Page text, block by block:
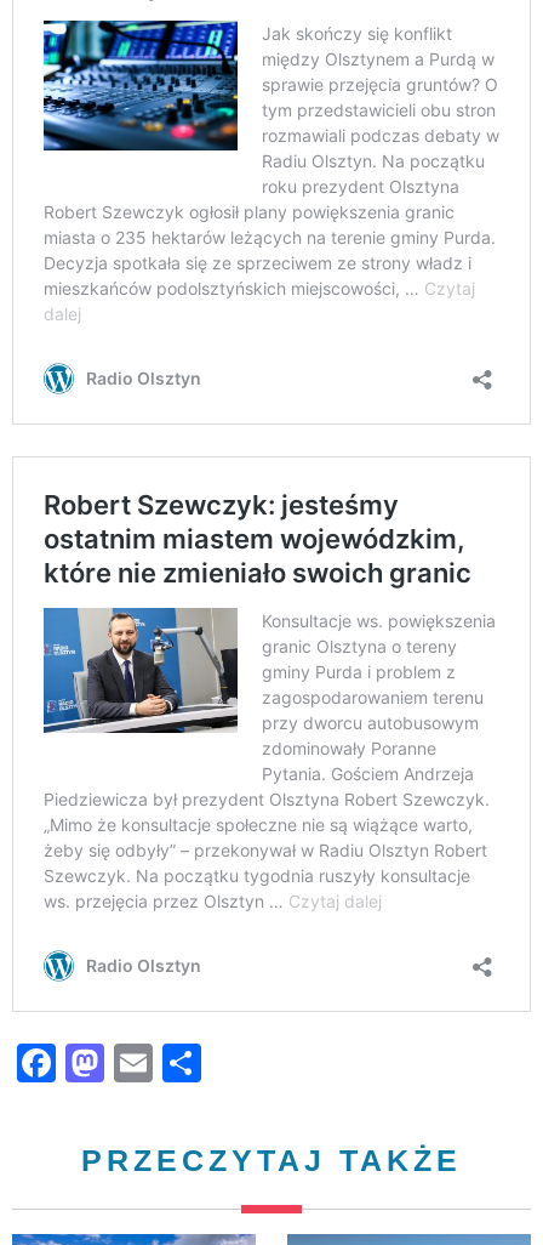
Facebook
Mastodon
Email
PRZECZYTAJ TAKŻE